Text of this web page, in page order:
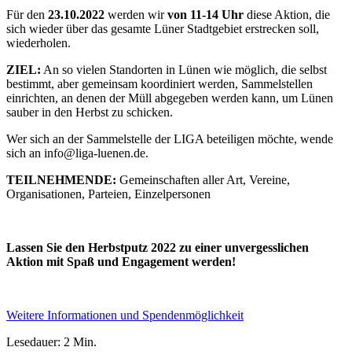
Für den 23.10.2022 werden wirvon 11-14 Uhr diese Aktion, die
sich wieder über das gesamte Lüner Stadtgebiet erstrecken soll,
wiederholen.
ZIEL: An so vielen Standorten in Lünen wie möglich, die selbst
bestimmt, aber gemeinsam koordiniert werden, Sammelstellen
einrichten, an denen der Müll abgegeben werden kann, um Lünen
sauber in den Herbst zu schicken.
Wer sich an der Sammelstelle der LIGA beteiligen möchte, wende
sich an info@liga-luenen.de.
TEILNEHMENDE: Gemeinschaften aller Art, Vereine,
Organisationen, Parteien, Einzelpersonen
Lassen Sie den Herbstputz 2022 zu einer unvergesslichen
Aktion mit Spaß und Engagement werden!
Weitere Informationen und Spendenmöglichkeit
Lesedauer: 2 Min.